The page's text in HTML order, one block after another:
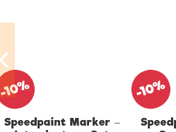
Speedpaint Marker –
-10% -10%